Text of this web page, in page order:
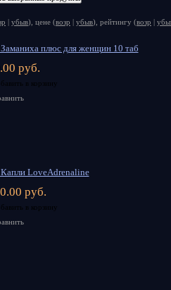
| убыв), цене (возр | убыв), рейтингу (возр |
плюс для женщин 10 таб
руб.
LoveAdrenaline
руб.